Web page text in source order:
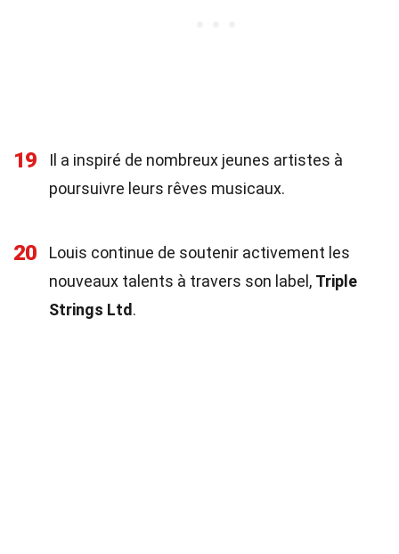
19
Il a inspiré de nombreux jeunes artistes à
poursuivre leurs rêves musicaux.
20
Louis continue de soutenir activement les
nouveaux talents à travers son label, Triple
Strings Ltd .